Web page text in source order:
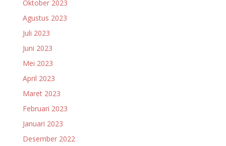
Oktober 2023
Agustus 2023
Juli 2023
Juni 2023
Mei 2023
April 2023
Maret 2023
Februari 2023
Januari 2023
Desember 2022